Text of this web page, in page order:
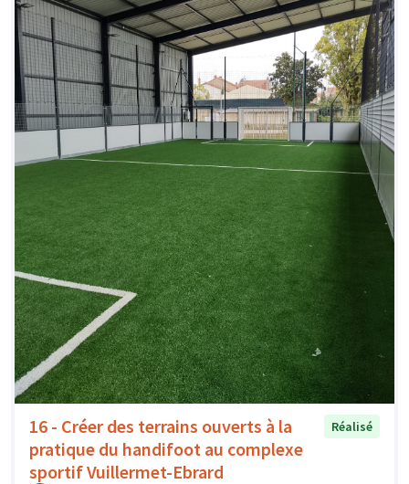
16 - Créer des terrains ouverts à la
pratique du handifoot au complexe
sportif Vuillermet-Ebrard
Réalisé